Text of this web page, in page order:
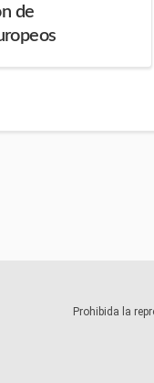
de
Prohibida la